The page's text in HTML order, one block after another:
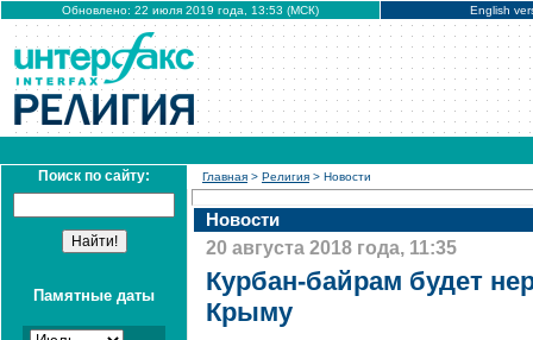
Обновлено: 22 июля 2019 года, 13:53 (МСК) English
Поиск по сайту:
Памятные даты
Главная > Религия > Новости
Новости
20 августа 2018 года, 11:35
Курбан-байрам будет
Крыму